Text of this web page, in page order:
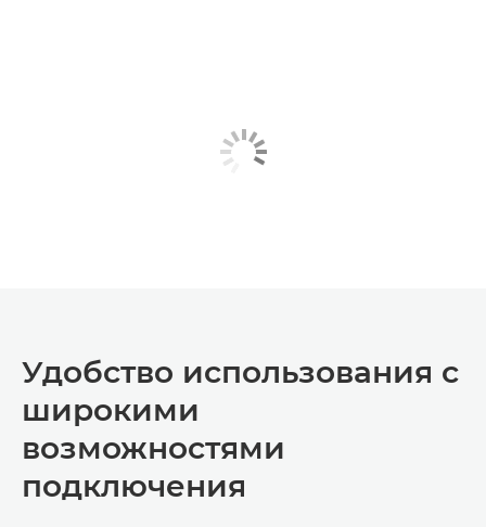
Удобство использования с
широкими
возможностями
подключения